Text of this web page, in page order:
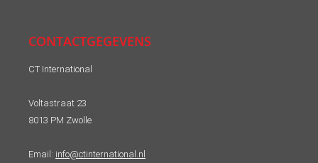
CONTACTGEGEVENS
CT International
Voltastraat 23
8013 PM Zwolle
Email: info@ctinternational.nl